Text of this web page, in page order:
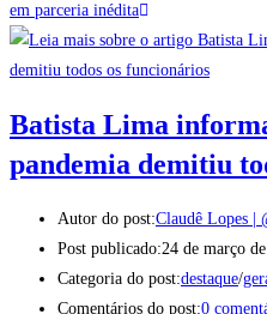
em parceria inédita
Batista Lima
pandemia demitiu
Autor do post:Claudê Lopes |
Post publicado:24 de março
Categoria do post:destaque/
Comentários do post:0